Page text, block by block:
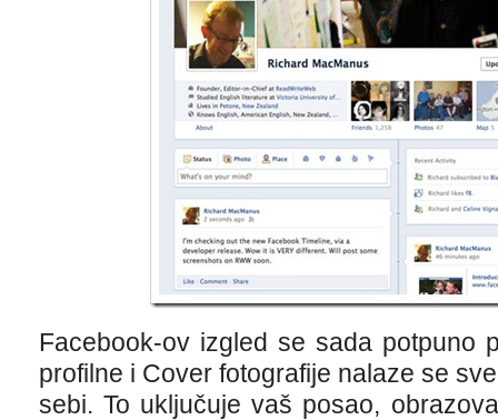
Facebook-ov izgled se sada potpuno
profilne i Cover fotografije nalaze se
sebi. To uključuje ​​vaš posao,